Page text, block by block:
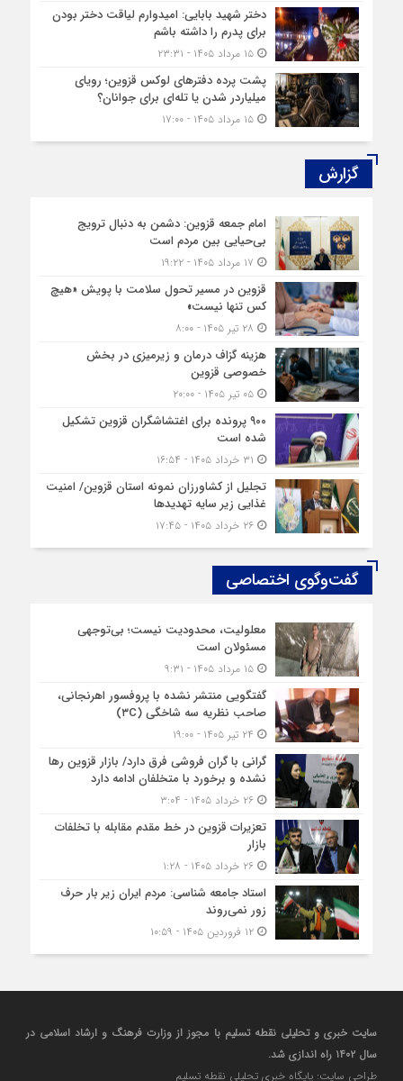
دختر شهید بابایی: امیدوارم لیاقت دختر بودن
برای پدرم را داشته باشم
۱۵ مرداد ۱۴۰۵ - ۲۳:۳۱
پشت پرده دفترهای لوکس قزوین؛ رویای
میلیاردر شدن یا تله‌ای برای جوانان؟
۱۵ مرداد ۱۴۰۵ - ۱۷:۰۰
گزارش‌
امام جمعه قزوین: دشمن به دنبال ترویج
بی‌حیایی بین مردم است
قزوین در مسیر تحول سلامت با پویش «هیچ‌
کس تنها نیست»
هزینه‌ گزاف درمان و زیرمیزی در بخش
خصوصی قزوین
۰۵ تیر ۱۴۰۵ - ۲۰:۰۰
۹۰۰ پرونده برای اغتشاشگران قزوین تشکیل
شده است
تجلیل از کشاورزان نمونه استان قزوین/ امنیت
غذایی زیر سایه تهدیدها
۲۶ خرداد ۱۴۰۵ - ۱۷:۴۵
گفت‌وگوی اختصاصی
معلولیت، محدودیت نیست؛ بی‌توجهی
مسئولان است
۱۵ مرداد ۱۴۰۵ - ۹:۳۱
گفتگویی منتشر نشده با پروفسور اهرنجانی،
صاحب نظریه سه‌ شاخگی (۳C)
گرانی با گران‌ فروشی فرق دارد/ بازار قزوین رها
نشده و برخورد با متخلفان ادامه دارد
۲۶ خرداد ۱۴۰۵ - ۳:۰۴
تعزیرات قزوین در خط مقدم مقابله با تخلفات
بازار
۲۶ خرداد ۱۴۰۵ - ۱:۲۸
استاد جامعه شناسی: مردم ایران زیر بار حرف
زور نمی‌روند
۱۲ فروردین ۱۴۰۵ - ۱۰:۵۹
سایت خبری و تحلیلی نقطه تسلیم با مجوز از وزارت فرهنگ و ارشاد اسلامی در
سال ۱۴۰۲ راه اندازی شد.
طراحی سایت: پایگاه خبری تحلیلی نقطه تسلیم